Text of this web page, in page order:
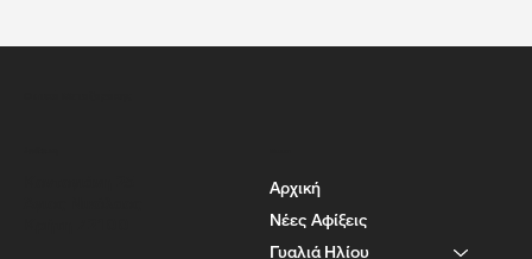
Αρχική
Νέες Αφίξεις
Γυαλιά Ηλίου